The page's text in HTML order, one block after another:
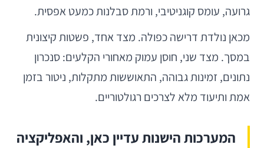
גרועה, עומס קוגניטיבי, ורמת סבלנות כמעט אפסית.
מכאן נולדת דרישה כפולה. מצד אחד, פשטות קיצונית
במסך. מצד שני, חוסן עמוק מאחורי הקלעים: סנכרון
נתונים, זמינות גבוהה, התאוששות מתקלות, ניטור בזמן
אמת ותיעוד מלא לצרכים רגולטוריים.
המערכות הישנות עדיין כאן, והאפליקציה